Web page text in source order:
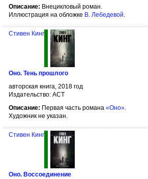
Описание: Внецикловый роман.
Иллюстрация на обложке В. Лебедевой
Стивен Кинг
Оно. Тень прошлого
авторская книга, 2018 год
Издательство: АСТ
Описание: Первая часть романа «Оно».
Художник не указан.
Стивен Кинг
Оно. Воссоединение